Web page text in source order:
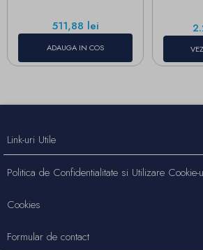
Pret
511,88 lei
ADAUGA IN COS
Link-uri Utile
Politica de Confidentialitate si Utilizare Cookie-
Cookies
Formular de contact